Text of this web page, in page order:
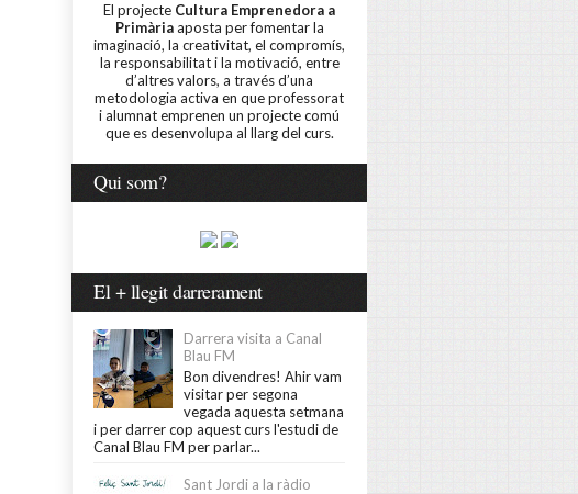
El projecte Cultura Emprenedora a
Primàriaaposta per fomentar la
imaginació, la creativitat, el compromís,
la responsabilitat i la motivació, entre
d’altres valors, a través d’una
metodologia activa en que professorat
i alumnat emprenen un projecte comú
que es desenvolupa al llarg del curs.
Qui som?
El + llegit darrerament
Darrera visita a Canal
Blau FM
Bon divendres! Ahir vam
visitar per segona
vegada aquesta setmana
i per darrer cop aquest curs l'estudi de
Canal Blau FM per parlar...
Sant Jordi a la ràdio